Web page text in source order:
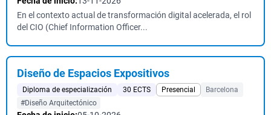
En el contexto actual de transformación digital acelerada, el rol
del CIO (Chief Information Officer...
Diseño de Espacios Expositivos
Diploma de especialización 30 ECTS Presencial
Barcelona
#Diseño Arquitectónico